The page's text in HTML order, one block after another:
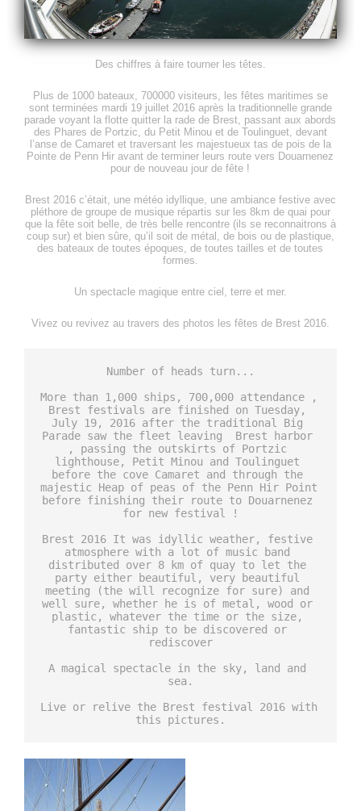
Des chiffres à faire tourner les têtes.
Plus de 1000 bateaux, 700000 visiteurs, les fêtes maritimes se
sont terminées mardi 19 juillet 2016 après la traditionnelle grande
parade voyant la flotte quitter la rade de Brest, passant aux abords
des Phares de Portzic, du Petit Minou et de Toulinguet, devant
l’anse de Camaretet traversant les majestueux tas de pois de la
Pointe de Penn Hir avant de terminer leurs route vers Douarnenez
pour de nouveau jour de fête !
Brest2016 c’était, une météo idyllique, une ambiance festive avec
pléthore de groupe de musique répartis sur les 8km de quai pour
que la fête soit belle, de très belle rencontre (ils se reconnaitrons à
coup sur) et bien sûre, qu’il soit de métal, de bois ou de plastique,
des bateaux de toutes époques, de toutes tailles et de toutes
formes.
Un spectacle magique entre ciel, terre et mer.
Vivez ou revivez au travers des photos les fêtes de Brest2016.
Number of heads turn...
More than 1,000 ships, 700,000 attendance ,
Brest festivals are finished on Tuesday,
July 19, 2016 after the traditional Big
Parade saw the fleet leaving  Brest harbor
, passing the outskirts of Portzic
lighthouse, Petit Minou and Toulinguet
before the cove Camaret and through the
majestic Heap of peas of the Penn Hir Point
before finishing their route to Douarnenez
for new festival !
Brest 2016 It was idyllic weather, festive
atmosphere with a lot of music band
distributed over 8 km of quay to let the
party either beautiful, very beautiful
meeting (the will recognize for sure) and
well sure, whether he is of metal, wood or
plastic, whatever the time or the size,
fantastic ship to be discovered or
rediscover
A magical spectacle in the sky, land and
sea.
Live or relive the Brest festival 2016 with
this pictures.